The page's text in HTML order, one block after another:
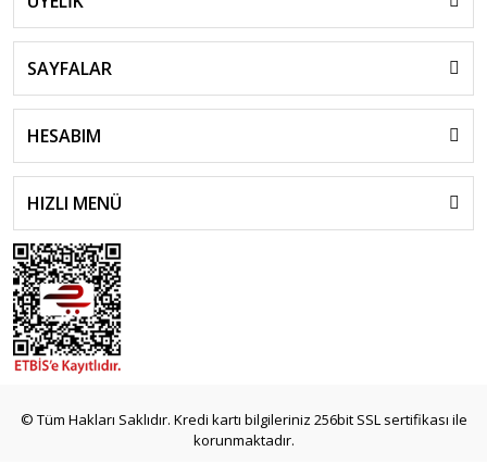
SAYFALAR
HESABIM
HIZLI MENÜ
© Tüm Hakları Saklıdır. Kredi kartı bilgileriniz 256bit SSL sertifikası ile
korunmaktadır.